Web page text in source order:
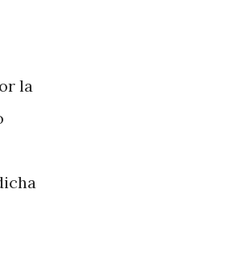
la